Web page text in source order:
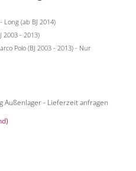
Long (ab BJ 2014)
2003 - 2013)
Polo (BJ 2003 - 2013) - Nur
Außenlager - Lieferzeit anfragen